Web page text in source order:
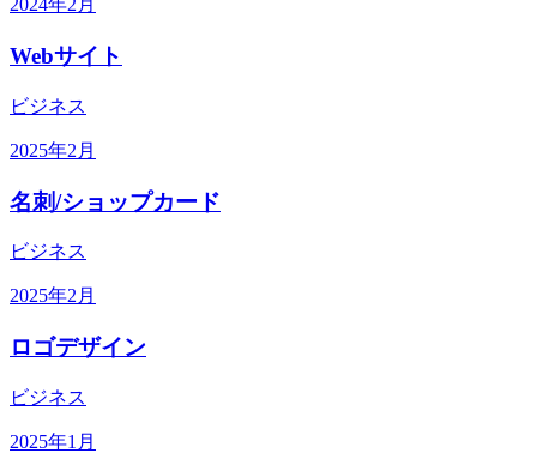
2024年2月
Webサイト
ビジネス
2025年2月
名刺/ショップカード
ビジネス
2025年2月
ロゴデザイン
ビジネス
2025年1月